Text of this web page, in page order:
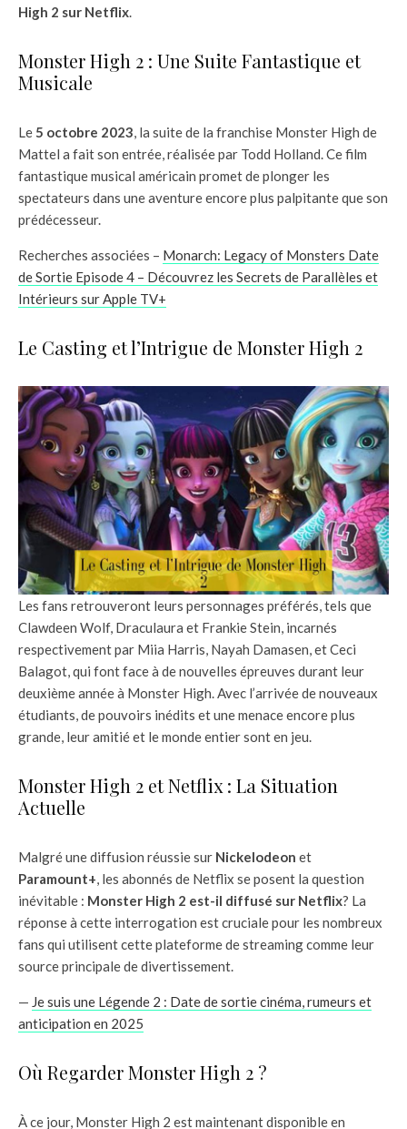
High 2 sur Netflix.
Monster High 2 : Une Suite Fantastique et
Musicale
Le5 octobre 2023, la suite de la franchise Monster High de
Mattel a fait son entrée, réalisée par Todd Holland. Ce film
fantastique musical américain promet de plonger les
spectateurs dans une aventure encore plus palpitante que son
prédécesseur.
Recherches associées – Monarch: Legacy of Monsters Date
de Sortie Episode 4 – Découvrez les Secrets de Parallèles et
Intérieurs sur Apple TV+
Le Casting et l’Intrigue de Monster High 2
Les fans retrouveront leurs personnages préférés, tels que
Clawdeen Wolf, Draculaura et Frankie Stein, incarnés
respectivement par Miia Harris, Nayah Damasen, et Ceci
Balagot, qui font face à de nouvelles épreuves durant leur
deuxième année à Monster High. Avec l’arrivée de nouveaux
étudiants, de pouvoirs inédits et une menace encore plus
grande, leur amitié et le monde entier sont en jeu.
Monster High 2 et Netflix : La Situation
Actuelle
Malgré une diffusion réussie sur Nickelodeon et
Paramount+, les abonnés de Netflix se posent la question
inévitable : Monster High 2 est-il diffusé sur Netflix? La
réponse à cette interrogation est cruciale pour les nombreux
fans qui utilisent cette plateforme de streaming comme leur
source principale de divertissement.
— Je suis une Légende 2 : Date de sortie cinéma, rumeurs et
anticipation en 2025
Où Regarder Monster High 2 ?
À ce jour, Monster High 2 est maintenant disponible en